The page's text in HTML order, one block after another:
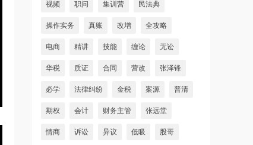
视频 职问 集训营 民法典
操作实务 真账 改增 全攻略
电商 精讲 技能 缠论 无讼
华税 质证 合同 营改 张泽锋
必学 法律纠纷 金税 案源 普清
期权 会计 财务主管 张远堂
情商 诉讼 异议 低吸 股哥